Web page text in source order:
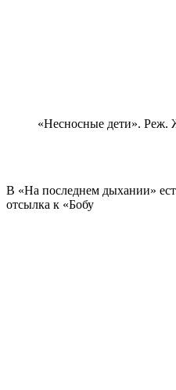
«Несносные дети». Реж.
В «На последнем дыхании»
отсылка к «Бобу